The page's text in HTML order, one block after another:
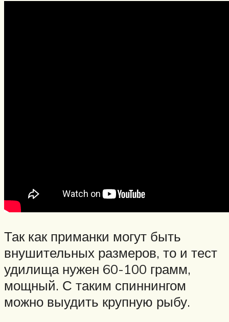
Так как приманки могут быть
внушительных размеров, то и тест
удилища нужен 60-100 грамм,
мощный. С таким спиннингом
можно выудить крупную рыбу.